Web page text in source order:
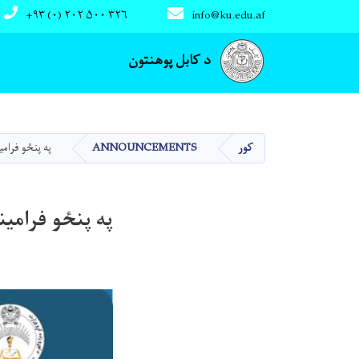
د کابل پوهنتون
info@ku.edu.af +۹۳ (۰) ۲۰۲ ۵۰۰ ۳۲۶
Main navigation
کور ANNOUNCEMENTS په پنځو
په پنځو